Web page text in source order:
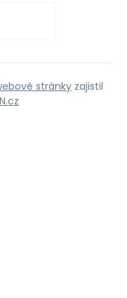
stránky zajistil